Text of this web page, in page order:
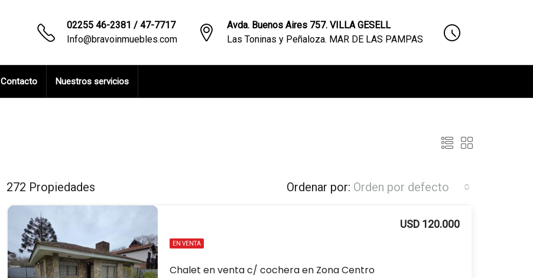
02255 46-2381 / 47-7717
Info@bravoinmuebles.com
Avda. Buenos Aires 757. VILLA GESELL
Las Toninas y Peñaloza. MAR DE LAS PAMPAS
Contacto Nuestros servicios
272 Propiedades Ordenar por: Orden por defecto
EN VENTA
Chalet en venta c/ cochera en Zona Centro
USD 120.000